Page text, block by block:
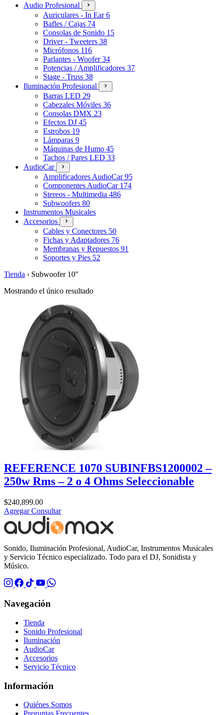
Audio Profesional
Auriculares - In Ear6
Bafles / Cajas 74
Consolas de Sonido 15
Driver - Tweeters 38
Micrófonos 116
Parlantes - Woofer34
Potencias / Amplificadores 37
Stage - Truss 38
Iluminación Profesional
Barras LED 29
Cabezales Móviles 36
Consolas DMX 23
Efectos DJ 45
Estrobos 19
Lámparas 9
Máquinas de Humo 45
Tachos / Pares LED 33
AudioCar
Amplificadores AudioCar95
Componentes AudioCar 174
Stereos - Multimedia 486
Subwoofers 80
Instrumentos Musicales
Accesorios
Cables y Conectores 50
Fichas y Adaptadores 76
Membranas y Repuestos 91
Soportes y Pies 52
Tienda › Subwoofer 10"
Mostrando el único resultado
REFERENCE 1070 SUBINFBS1200002 –
250w Rms – 2 o 4 Ohms Seleccionable
$240,899.00
AgregarConsultar
Sonido, Iluminación Profesional, AudioCar, Instrumentos Musicales
y Servicio Técnico especializado. Todo para el DJ, Sonidista y
Músico.
Navegación
Tienda
Sonido Profesional
Iluminación
AudioCar
Accesorios
Servicio Técnico
Información
Quiénes Somos